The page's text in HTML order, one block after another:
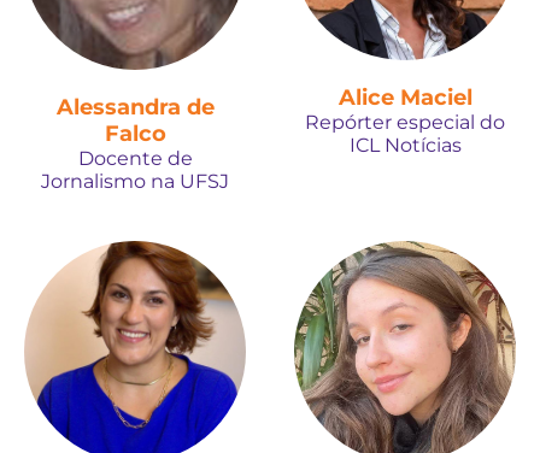
Alessandra de
Falco
Docente de
Jornalismo na UFSJ
Alice Maciel
Repórter especial do
ICL Notícias